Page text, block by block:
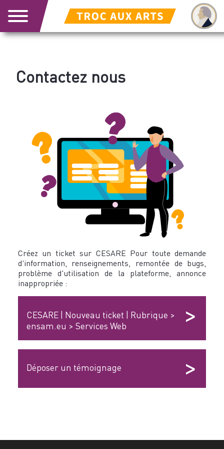
Contactez nous
Créez un ticket sur CESARE Pour toute demande
d'information, renseignements, remontée de bugs,
problème d'utilisation de la plateforme, annonce
inappropriée :
CESARE | Nouveau ticket | Rubrique >
ensam.eu > Services Web
>
Déposer un témoignage >